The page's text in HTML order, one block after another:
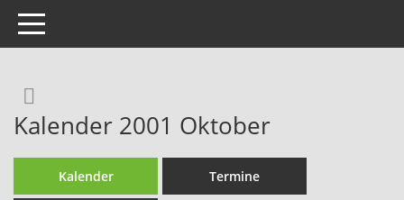
Toggle navigation
Kalender 2001 Oktober
Kalender Termine